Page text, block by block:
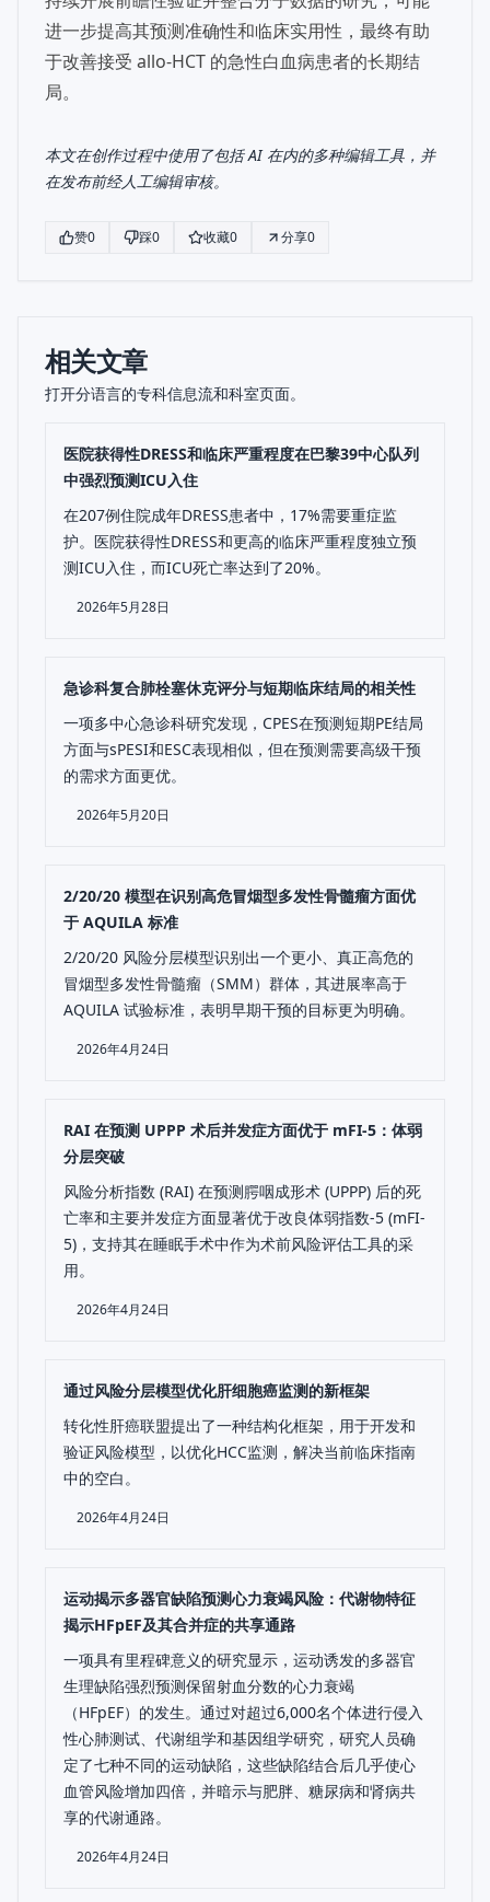
进一步提高其预测准确性和临床实用性，最终有助
于改善接受 allo-HCT 的急性白血病患者的长期结
局。
本文在创作过程中使用了包括 AI 在内的多种编辑工具，并
在发布前经人工编辑审核。
赞0 踩0 收藏0 分享0
相关文章
打开分语言的专科信息流和科室页面。
医院获得性DRESS和临床严重程度在巴黎39中心队列
中强烈预测ICU入住
在207例住院成年DRESS患者中，17%需要重症监
护。医院获得性DRESS和更高的临床严重程度独立预
测ICU入住，而ICU死亡率达到了20%。
2026年5月28日
急诊科复合肺栓塞休克评分与短期临床结局的相关性
一项多中心急诊科研究发现，CPES在预测短期PE结局
方面与sPESI和ESC表现相似，但在预测需要高级干预
的需求方面更优。
2026年5月20日
2/20/20 模型在识别高危冒烟型多发性骨髓瘤方面优
于 AQUILA 标准
2/20/20 风险分层模型识别出一个更小、真正高危的
冒烟型多发性骨髓瘤（SMM）群体，其进展率高于
AQUILA 试验标准，表明早期干预的目标更为明确。
2026年4月24日
RAI 在预测 UPPP 术后并发症方面优于 mFI-5：体弱
分层突破
风险分析指数 (RAI) 在预测腭咽成形术 (UPPP) 后的死
亡率和主要并发症方面显著优于改良体弱指数-5 (mFI-
5)，支持其在睡眠手术中作为术前风险评估工具的采
用。
2026年4月24日
通过风险分层模型优化肝细胞癌监测的新框架
转化性肝癌联盟提出了一种结构化框架，用于开发和
验证风险模型，以优化HCC监测，解决当前临床指南
中的空白。
2026年4月24日
运动揭示多器官缺陷预测心力衰竭风险：代谢物特征
揭示HFpEF及其合并症的共享通路
一项具有里程碑意义的研究显示，运动诱发的多器官
生理缺陷强烈预测保留射血分数的心力衰竭
（HFpEF）的发生。通过对超过6,000名个体进行侵入
性心肺测试、代谢组学和基因组学研究，研究人员确
定了七种不同的运动缺陷，这些缺陷结合后几乎使心
血管风险增加四倍，并暗示与肥胖、糖尿病和肾病共
享的代谢通路。
2026年4月24日